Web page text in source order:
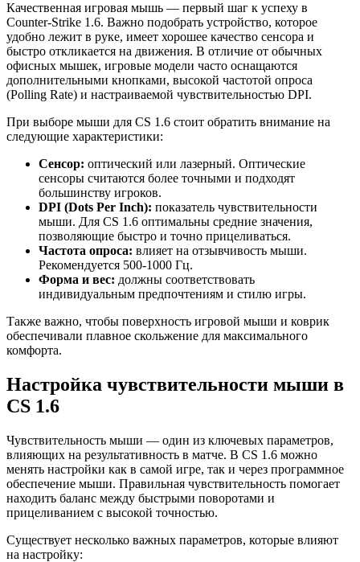
Качественная игровая мышь — первый шаг к успеху в
Counter-Strike 1.6. Важно подобрать устройство, которое
удобно лежит в руке, имеет хорошее качество сенсора и
быстро откликается на движения. В отличие от обычных
офисных мышек, игровые модели часто оснащаются
дополнительными кнопками, высокой частотой опроса
(Polling Rate) и настраиваемой чувствительностью DPI.
При выборе мыши для CS 1.6 стоит обратить внимание на
следующие характеристики:
Сенсор: оптический или лазерный. Оптические
сенсоры считаются более точными и подходят
большинству игроков.
DPI (Dots Per Inch): показатель чувствительности
мыши. Для CS 1.6 оптимальны средние значения,
позволяющие быстро и точно прицеливаться.
Частота опроса: влияет на отзывчивость мыши.
Рекомендуется 500-1000 Гц.
Форма и вес: должны соответствовать
индивидуальным предпочтениям и стилю игры.
Также важно, чтобы поверхность игровой мыши и коврик
обеспечивали плавное скольжение для максимального
комфорта.
Настройка чувствительности мыши в
CS 1.6
Чувствительность мыши — один из ключевых параметров,
влияющих на результативность в матче. В CS 1.6 можно
менять настройки как в самой игре, так и через программное
обеспечение мыши. Правильная чувствительность помогает
находить баланс между быстрыми поворотами и
прицеливанием с высокой точностью.
Существует несколько важных параметров, которые влияют
на настройку: